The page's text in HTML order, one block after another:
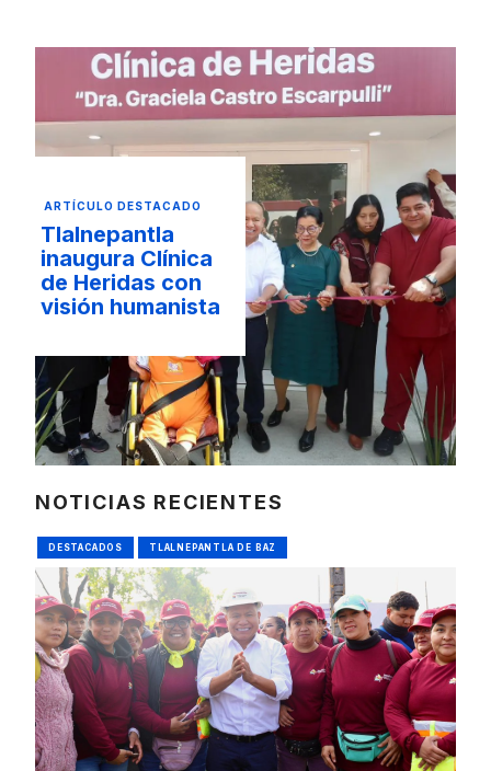
ARTÍCULO DESTACADO
Tlalnepantla
inaugura Clínica
de Heridas con
visión humanista
NOTICIAS RECIENTES
DESTACADOS TLALNEPANTLA DE BAZ